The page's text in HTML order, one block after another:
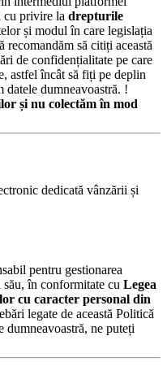
cu privire la drepturile
și modul în care legislația
recomandăm să citiți această
de confidențialitate pe care
astfel încât să fiți pe deplin
dumneavoastră. !
și nu colectăm în mod
dedicată vânzării și
pentru gestionarea
în conformitate cu Legea
cu caracter personal din
legate de această Politică
dumneavoastră, ne puteți